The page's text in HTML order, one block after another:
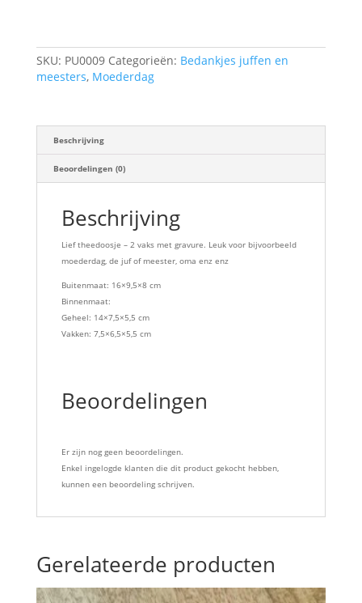
SKU: PU0009 Categorieën: Bedankjes juffen en
meesters, Moederdag
Beschrijving
Beoordelingen (0)
Beschrijving
Lief theedoosje – 2 vaks met gravure. Leuk voor bijvoorbeeld
moederdag, de juf of meester, oma enz enz
Buitenmaat: 16×9,5×8 cm
Binnenmaat:
Geheel: 14×7,5×5,5 cm
Vakken: 7,5×6,5×5,5 cm
Beoordelingen
Er zijn nog geen beoordelingen.
Enkel ingelogde klanten die dit product gekocht hebben,
kunnen een beoordeling schrijven.
Gerelateerde producten